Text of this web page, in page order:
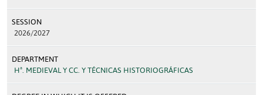
SESSION
2026/2027
DEPARTMENT
Hª. MEDIEVAL Y CC. Y TÉCNICAS HISTORIOGRÁFICAS